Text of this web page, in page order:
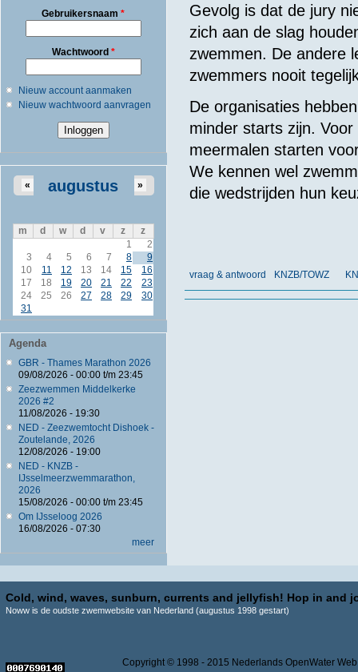
Gebruikersnaam*
Wachtwoord *
Nieuw account aanmaken
Nieuw wachtwoord aanvragen
augustus
« »
m d w d v z
z
1
2
3
4 5 6 7 8
9
10
11 12 13 14 15
16
17
18 19 20 21 22
23
24
25 26 27 28 29
30
31
Agenda
GBR - Thames Marathon 2026
09/08/2026 - 00:00t/m 23:45
Zeezwemmen Middelkerke
2026 #2
11/08/2026 - 19:30
NED - Zeezwemtocht Dishoek -
Zoutelande, 2026
12/08/2026 - 19:00
NED - KNZB -
IJsselmeerzwemmarathon,
2026
15/08/2026 - 00:00t/m 23:45
Om IJsseloog 2026
16/08/2026 - 07:30
meer
Gevolg is dat de jury
zich aan de slag
zwemmen. De andere
zwemmers nooit
De organisaties
minder starts zijn.
meermalen starten
We kennen wel
die wedstrijden hun
vraag & antwoord KNZB/TOWZ
Cold, wind, waves, sunburn, currents and jellyfish! Hop in and
Noww is de oudste zwemwebsite van Nederland (augustus 1998 gestart)
Copyright © 1998 - 2015 Nederlands OpenWater